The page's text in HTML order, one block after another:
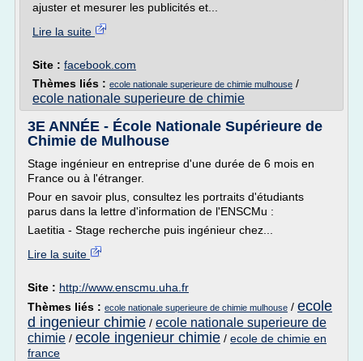
ajuster et mesurer les publicités et...
Lire la suite
Site : facebook.com
Thèmes liés : ecole nationale superieure de chimie mulhouse /
ecole nationale superieure de chimie
3E ANNÉE - École Nationale Supérieure de
Chimie de Mulhouse
Stage ingénieur en entreprise d'une durée de 6 mois en
France ou à l'étranger.
Pour en savoir plus, consultez les portraits d'étudiants
parus dans la lettre d'information de l'ENSCMu :
Laetitia - Stage recherche puis ingénieur chez...
Lire la suite
Site : http://www.enscmu.uha.fr
Thèmes liés : ecole nationale superieure de chimie mulhouse / ecole
d ingenieur chimie / ecole nationale superieure de
chimie / ecole ingenieur chimie / ecole de chimie en
france